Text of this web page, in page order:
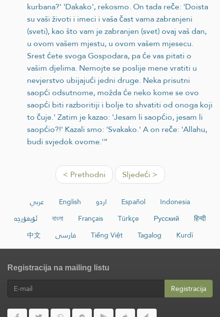
kurbana?' 'Dakako', rekosmo. On tada reče: 'Doista
su vaši životi i imeci i vaša čast vama zabranjeni
(sveti), kao što vam je zabranjen (svet) ovaj vaš dan,
u ovom vašem mjestu, u ovom vašem mjesecu.
Srest ćete svoga Gospodara, pa će vas pitati o
vašim djelima. Nemojte se poslije mene vratiti u
nevjerstvo ubijajući jedni druge. Neka prisutni
saopći odsutnome, možda će neko kome se ovo
saopći biti razboritiji i bolje to shvatiti od onoga koji
to čuje.' Zatim je kazao: 'Jesam li saopćio, jesam li
saopćio?!' Kazali smo: 'Svakako.' A on reče: 'Allahu,
budi svjedok ovome.'“
< Prethodni Sljedeći >
عربي English اردو Español
Indonesia
ئۇيغۇرچە
বাংলা Français Türkçe Русский
हिन्दी
中文
فارسی Tiếng Việt Tagalog Kurdî
Registracija na mailing listu
Registracija